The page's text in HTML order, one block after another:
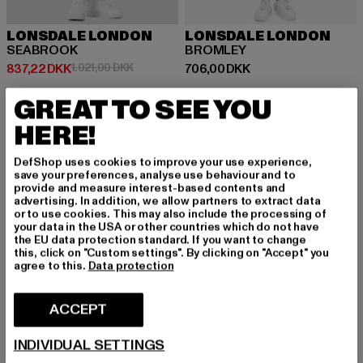
LONSDALE LONDON
SEABROOK
837,22 DKK
Nuværende pris: 837,22 DKK
1.021,00 DKKKampagnepris: 1.021,00 DKK
LONSDALE LONDON
BROMLEY
706,00 DKK
Nuværende pris: 706,00 DKK
-13%
GREAT TO SEE YOU
HERE!
DefShop uses cookies to improve your use experience,
save your preferences, analyse use behaviour and to
provide and measure interest-based contents and
advertising. In addition, we allow partners to extract data
or to use cookies. This may also include the processing of
your data in the USA or other countries which do not have
the EU data protection standard. If you want to change
this, click on "Custom settings". By clicking on "Accept" you
agree to this. Data protection
ACCEPT
INDIVIDUAL SETTINGS